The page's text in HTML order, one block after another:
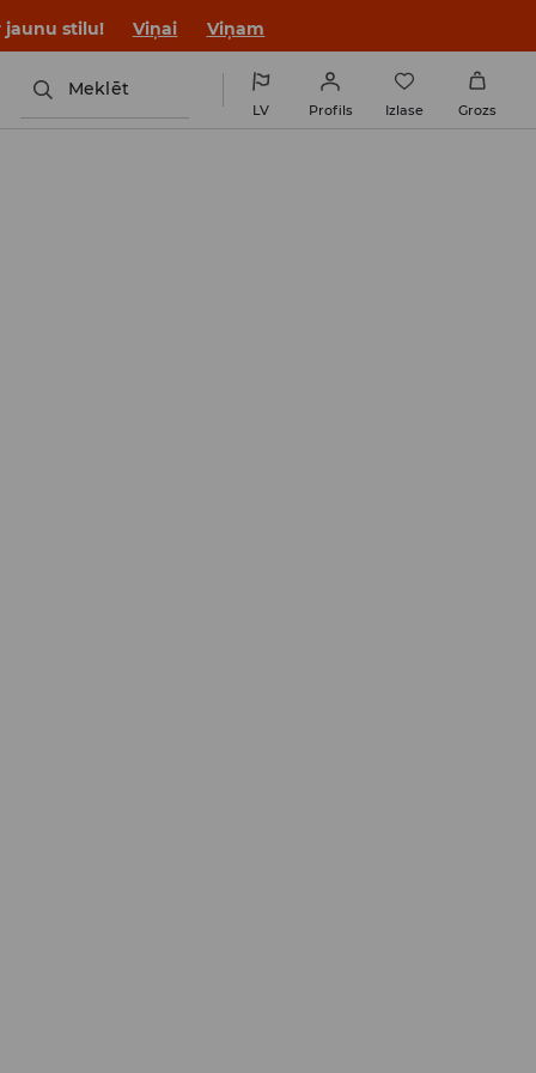
jaunu stilu! Viņai Viņam
Meklēt
LV Profils Izlase Grozs